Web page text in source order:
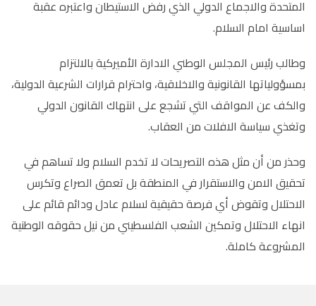
المتحدة والاجماع الدولي الذي رفض الاستيطان واعتبره عقبة
اساسية امام السلام.
وطالب رئيس المجلس الوطني الادارة الأميركية بالالتزام
بمسؤولياتها القانونية والاخلاقية، واحترام قرارات الشرعية الدولية،
والكف عن المواقف التي تشجع على انتهاك القانون الدولي
وتغذي سياسة الافلات من العقاب.
وحذر من أن مثل هذه التصريحات لا تخدم السلام ولا تساهم في
تحقيق الامن والاستقرار في المنطقة بل تعمق الصراع وتكرس
الاحتلال وتقوض أي فرصة حقيقية لسلام عادل ودائم قائم على
انهاء الاحتلال وتمكين الشعب الفلسطيني من نيل حقوقه الوطنية
المشروعة كاملة.